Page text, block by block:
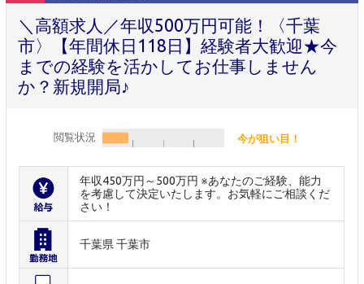
＼高額求人／年収500万円可能！〈千葉
市〉【年間休日118日】経験者大歓迎★今
までの経験を活かしてお仕事しません
か？新規開局♪
閲覧状況 今が狙い目！
年収450万円～500万円 ※あなたのご経験、能力
を考慮して決定いたします。お気軽にご相談くだ
さい！
千葉県 千葉市